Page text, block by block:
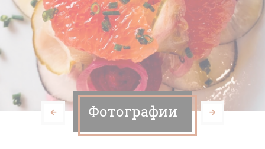
Фотографии